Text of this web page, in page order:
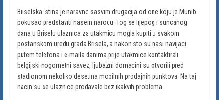
Briselska istina je naravno sasvim drugacija od one koju je Munib
pokusao predstaviti nasem narodu. Tog se lijepog i suncanog
dana u Briselu ulaznica za utakmicu mogla kupiti u svakom
postanskom uredu grada Brisela, a nakon sto su nasi navijaci
putem telefona i e-maila danima prije utakmice kontaktirali
belgijski nogometni savez, ljubazni domacini su otvorili pred
stadionom nekoliko desetina mobilnih prodajnih punktova. Na taj
nacin su se ulaznice prodavale bez ikakvih problema.